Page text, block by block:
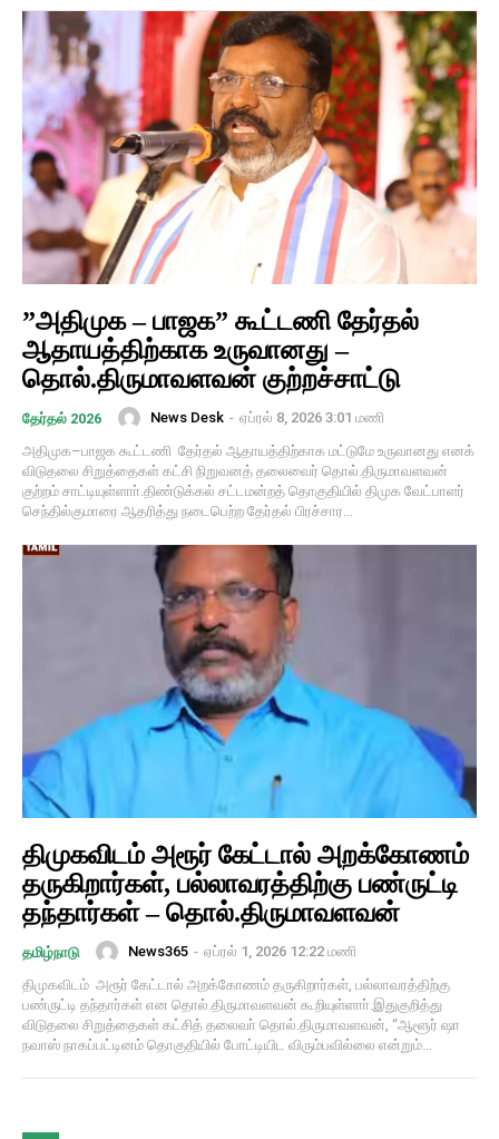
”அதிமுக – பாஜக” கூட்டணி தேர்தல்
ஆதாயத்திற்காக உருவானது –
தொல்.திருமாவளவன் குற்றச்சாட்டு
தேர்தல் 2026 News Desk - ஏப்ரல் 8, 2026 3:01 மணி
அதிமுக–பாஜக கூட்டணி தேர்தல் ஆதாயத்திற்காக மட்டுமே உருவானது எனக்
விடுதலை சிறுத்தைகள் கட்சி நிறுவனத் தலைவைர் தொல்.திருமாவளவன்
குற்றம் சாட்டியுள்ளாா்.திண்டுக்கல் சட்டமன்றத் தொகுதியில் திமுக வேட்பாளர்
செந்தில்குமாரை ஆதரித்து நடைபெற்ற தேர்தல் பிரச்சார...
திமுகவிடம் அரூர் கேட்டால் அறக்கோணம்
தருகிறார்கள், பல்லாவரத்திற்கு பண்ருட்டி
தந்தார்கள் – தொல்.திருமாவளவன்
தமிழ்நாடு News365 - ஏப்ரல் 1, 2026 12:22 மணி
திமுகவிடம் அரூர் கேட்டால் அறக்கோணம் தருகிறார்கள், பல்லாவரத்திற்கு
பண்ருட்டி தந்தார்கள் என தொல்.திருமாவளவன் கூறியுள்ளாா்.இதுகுறித்து
விடுதலை சிறுத்தைகள் கட்சித் தலைவா் தொல்.திருமாவளவன், “ஆளூர் ஷா
நவாஸ் நாகப்பட்டினம் தொகுதியில் போட்டியிட விரும்பவில்லை என்றும்...